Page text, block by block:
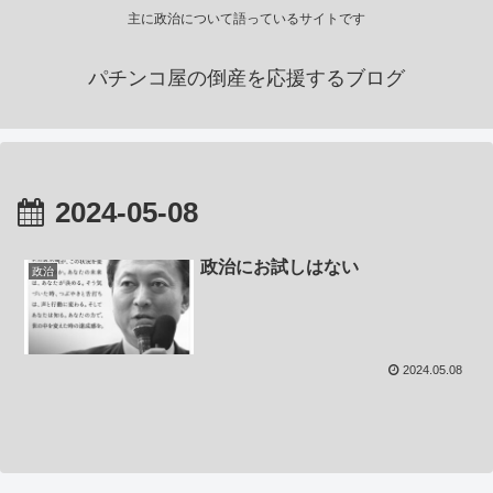
主に政治について語っているサイトです
パチンコ屋の倒産を応援するブログ
2024-05-08
政治 政治にお試しはない
2024.05.08